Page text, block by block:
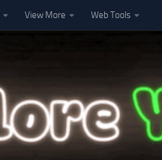
View More Web Tools